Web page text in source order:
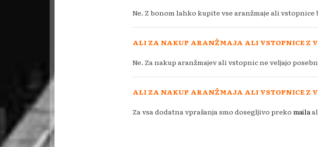
Ne. Z bonom lahko kupite vse aranžmaje ali
ALI ZA NAKUP ARANŽMAJA ALI VSTOPNICE Z
Ne. Za nakup aranžmajev ali vstopnic ne veljajo
ALI ZA NAKUP ARANŽMAJA ALI VSTOPNICE Z
Za vsa dodatna vprašanja smo dosegljivo preko maila